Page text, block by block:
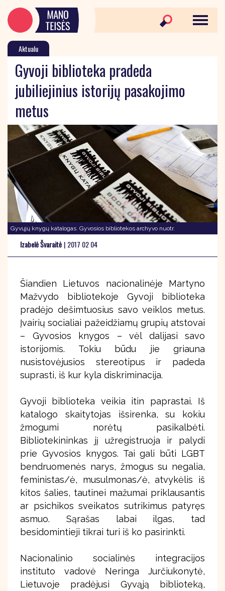
Aktualu
Gyvoji biblioteka pradeda
jubiliejinius istorijų pasakojimo
metus
Gyvųjų knygų katalogas. Gyvosios bibliotekos archyvo nuotr.
Izabelė Švaraitė | 2017 02 04
Šiandien Lietuvos nacionalinėje Martyno
Mažvydo bibliotekoje Gyvoji biblioteka
pradėjo dešimtuosius savo veiklos metus.
Įvairių socialiai pažeidžiamų grupių atstovai
– Gyvosios knygos – vėl dalijasi savo
istorijomis. Tokiu būdu jie griauna
nusistovėjusios stereotipus ir padeda
suprasti, iš kur kyla diskriminacija.
Gyvoji biblioteka veikia itin paprastai. Iš
katalogo skaitytojas išsirenka, su kokiu
žmogumi norėtų pasikalbėti.
Bibliotekininkas jį užregistruoja ir palydi
prie Gyvosios knygos. Tai gali būti LGBT
bendruomenės narys, žmogus su negalia,
feministas/ė, musulmonas/ė, atvykėlis iš
kitos šalies, tautinei mažumai priklausantis
ar psichikos sveikatos sutrikimus patyręs
asmuo. Sąrašas labai ilgas, tad
besidomintieji tikrai turi iš ko pasirinkti.
Nacionalinio socialinės integracijos
instituto vadovė Neringa Jurčiukonytė,
Lietuvoje pradėjusi Gyvąją biblioteką,